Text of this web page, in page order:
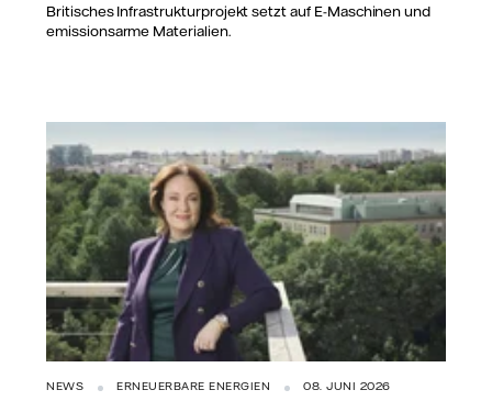
Britisches Infrastrukturprojekt setzt auf E-Maschinen und
emissionsarme Materialien.
NEWS ERNEUERBARE ENERGIEN 08. JUNI 2026